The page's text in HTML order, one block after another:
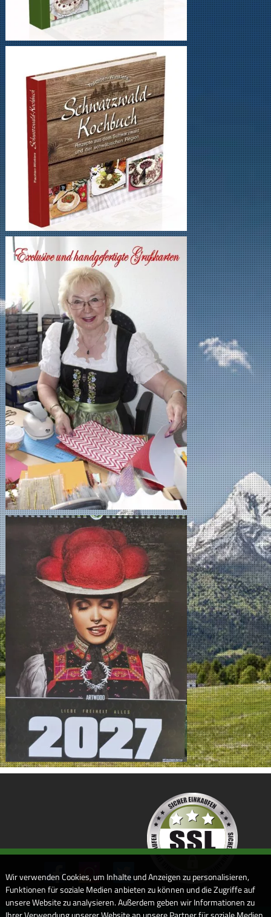
Wir verwenden Cookies, um Inhalte und Anzeigen zu personalisieren,
Funktionen für soziale Medien anbieten zu können und die Zugriffe auf
unsere Website zu analysieren. Außerdem geben wir Informationen zu